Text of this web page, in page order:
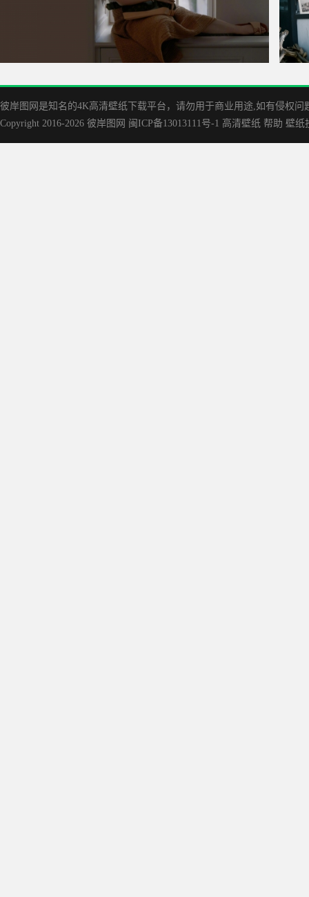
彼岸图网是知名的‌4K高清壁纸下载平台，请勿用于商业用途,如有侵权
Copyright 2016-2026 彼岸图网 闽ICP备13013111号-1 高清壁纸 帮助 壁纸